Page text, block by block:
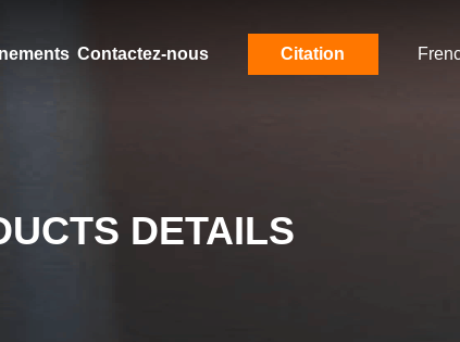
Contactez-nous Citation
DETAILS